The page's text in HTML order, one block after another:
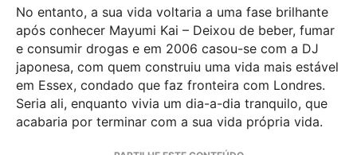
No entanto, a sua vida voltaria a uma fase brilhante
após conhecer Mayumi Kai – Deixou de beber, fumar
e consumir drogas e em 2006 casou-se com a DJ
japonesa, com quem construiu uma vida mais estável
em Essex, condado que faz fronteira com Londres.
Seria ali, enquanto vivia um dia-a-dia tranquilo, que
acabaria por terminar com a sua vida própria vida.